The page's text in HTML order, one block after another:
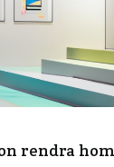
rendra